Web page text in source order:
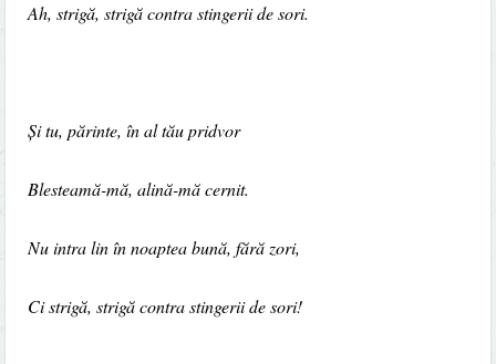
Ah, strigă, strigă contra stingerii de sori.
Și tu, părinte, în al tău pridvor
Blesteamă-mă, alină-mă cernit.
Nu intra lin în noaptea bună, fără zori,
Ci strigă, strigă contra stingerii de sori!